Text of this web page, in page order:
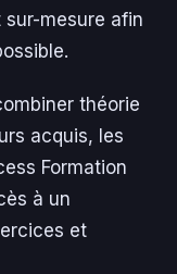
mesure afin
théorie
acquis, les
Formation
à un
et